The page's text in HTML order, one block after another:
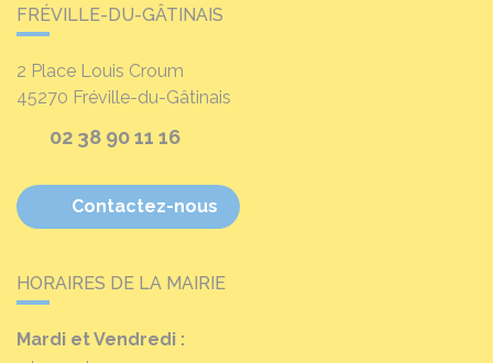
FRÉVILLE-DU-GÂTINAIS
2 Place Louis Croum
45270 Fréville-du-Gâtinais
02 38 90 11 16
Contactez-nous
HORAIRES DE LA MAIRIE
Mardi et Vendredi :